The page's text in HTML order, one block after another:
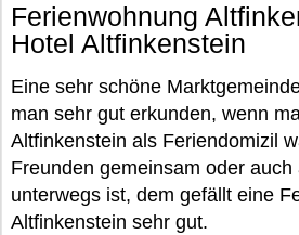
Ferienwohnung
Hotel Altfinkenstein
Eine sehr schöne
man sehr gut erkunden, wenn
Altfinkenstein als Feriendomizil
Freunden gemeinsam oder
unterwegs ist, dem gefällt eine
Altfinkenstein sehr gut.